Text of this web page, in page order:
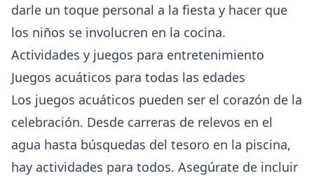
darle un toque personal a la fiesta y hacer que
los niños se involucren en la cocina.
Actividades y juegos para entretenimiento
Juegos acuáticos para todas las edades
Los juegos acuáticos pueden ser el corazón de la
celebración. Desde carreras de relevos en el
agua hasta búsquedas del tesoro en la piscina,
hay actividades para todos. Asegúrate de incluir